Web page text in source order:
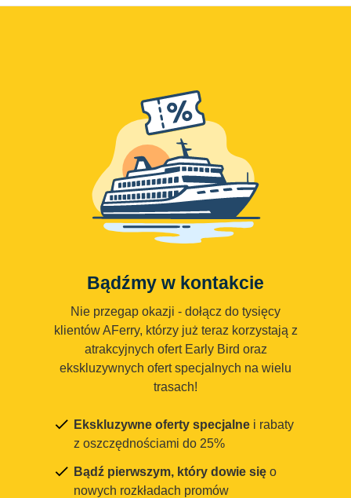
Bądźmy w kontakcie
Nie przegap okazji - dołącz do tysięcy
klientów AFerry, którzy już teraz korzystają z
atrakcyjnych ofert Early Bird oraz
ekskluzywnych ofert specjalnych na wielu
trasach!
Ekskluzywne oferty specjalne i rabaty
z oszczędnościami do 25%
Bądź pierwszym, który dowie się o
nowych rozkładach promów